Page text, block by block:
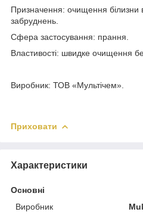
Призначення: очищення білизни
забруднень.
Сфера застосування: прання.
Властивості: швидке очищення
Виробник: ТОВ «Мультічем».
Приховати
Характеристики
Основні
Виробник